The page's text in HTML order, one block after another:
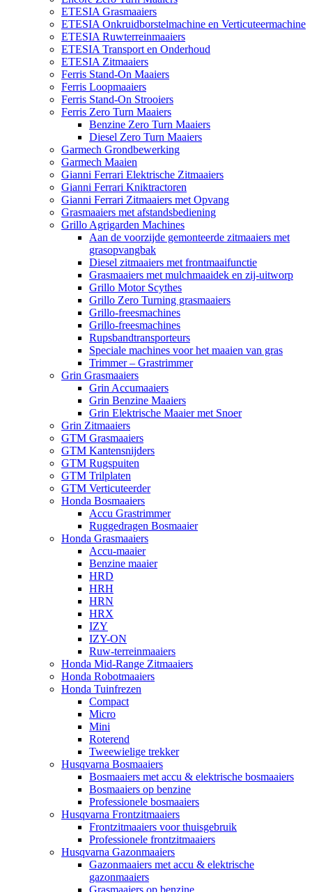
ETESIA Grasmaaiers
ETESIA Onkruidborstelmachine en Verticuteermachine
ETESIA Ruwterreinmaaiers
ETESIA Transport en Onderhoud
ETESIA Zitmaaiers
Ferris Stand-On Maaiers
Ferris Loopmaaiers
Ferris Stand-On Strooiers
Ferris Zero Turn Maaiers
Benzine Zero Turn Maaiers
Diesel Zero Turn Maaiers
Garmech Grondbewerking
Garmech Maaien
Gianni Ferrari Elektrische Zitmaaiers
Gianni Ferrari Kniktractoren
Gianni Ferrari Zitmaaiers met Opvang
Grasmaaiers met afstandsbediening
Grillo Agrigarden Machines
Aan de voorzijde gemonteerde zitmaaiers met
grasopvangbak
Diesel zitmaaiers met frontmaaifunctie
Grasmaaiers met mulchmaaidek en zij-uitworp
Grillo Motor Scythes
Grillo Zero Turning grasmaaiers
Grillo-freesmachines
Grillo-freesmachines
Rupsbandtransporteurs
Speciale machines voor het maaien van gras
Trimmer – Grastrimmer
Grin Grasmaaiers
Grin Accumaaiers
Grin Benzine Maaiers
Grin Elektrische Maaier met Snoer
Grin Zitmaaiers
GTM Grasmaaiers
GTM Kantensnijders
GTM Rugspuiten
GTM Trilplaten
GTM Verticuteerder
Honda Bosmaaiers
Accu Grastrimmer
Ruggedragen Bosmaaier
Honda Grasmaaiers
Accu-maaier
Benzine maaier
HRD
HRH
HRN
HRX
IZY
IZY-ON
Ruw-terreinmaaiers
Honda Mid-Range Zitmaaiers
Honda Robotmaaiers
Honda Tuinfrezen
Compact
Micro
Mini
Roterend
Tweewielige trekker
Husqvarna Bosmaaiers
Bosmaaiers met accu & elektrische bosmaaiers
Bosmaaiers op benzine
Professionele bosmaaiers
Husqvarna Frontzitmaaiers
Frontzitmaaiers voor thuisgebruik
Professionele frontzitmaaiers
Husqvarna Gazonmaaiers
Gazonmaaiers met accu & elektrische
gazonmaaiers
Grasmaaiers op benzine